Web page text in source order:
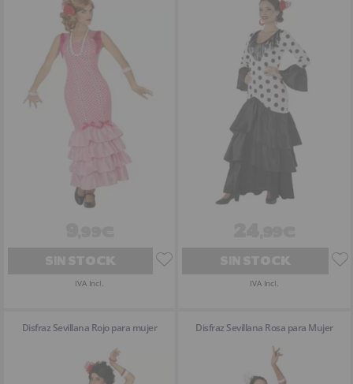
IVA Incl. IVA Incl.
Disfraz Sevillana Rojo para mujer Disfraz Sevillana Rosa para Mujer